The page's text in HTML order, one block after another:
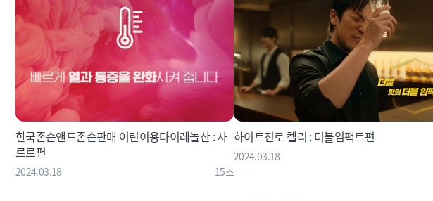
한국존슨앤드존슨판매 어린이용타이레놀산 : 사
르르편
2024.03.18 15초
하이트진로 켈리 : 더블임팩트편
2024.03.18